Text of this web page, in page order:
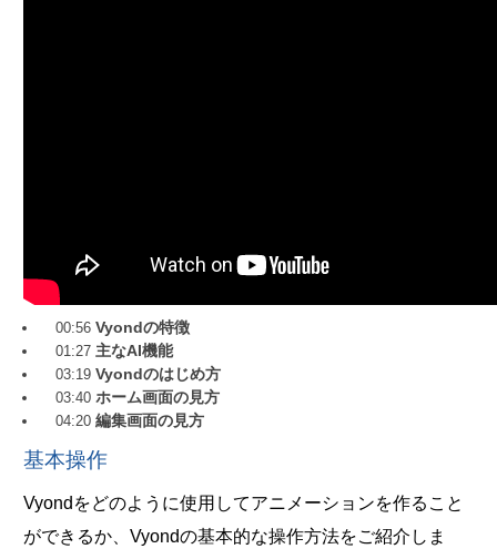
00:56Vyondの特徴
01:27主なAI機能
03:19Vyondのはじめ方
03:40ホーム画面の見方
04:20編集画面の見方
基本操作
Vyondをどのように使用してアニメーションを作ること
ができるか、Vyondの基本的な操作方法をご紹介しま